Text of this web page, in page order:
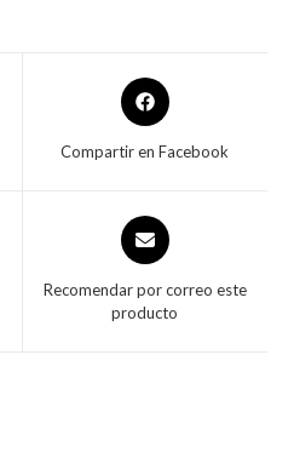
Compartir en Facebook
Recomendar por correo este
producto